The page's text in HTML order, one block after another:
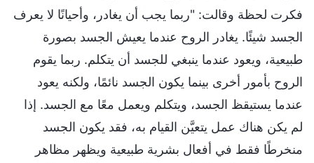
فكرت لحظة وقالت: "ربما يجب أن يغادر، وأحيانًا لا يعرف
الجسد شيئًا. يغادر الروح عندما يعيش الجسد بصورة
طبيعية، ويعود عندما ينبغي للجسد أن يتكلم. ربما يقوم
الروح بأمور أخرى بينما يكون الجسد نائمًا، ولكنه يعود
عندما يستيقظ الجسد، ويتكلم ويعمل معًا مع الجسد. إذا
لم يكن هناك عمل يتعيَّن القيام به، فقد يكون الجسد
منخرطًا فقط في أفعال بشرية طبيعية ويظهر مظاهر